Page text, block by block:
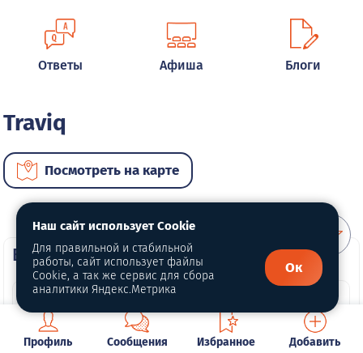
Ответы Афиша Блоги
Traviq
Посмотреть на карте
ВИП автомобили
Профиль Сообщения Избранное Добавить
Наш сайт использует Cookie
Для правильной и стабильной
работы, сайт использует файлы
Cookie, а так же сервис для сбора
аналитики Яндекс.Метрика
Ок